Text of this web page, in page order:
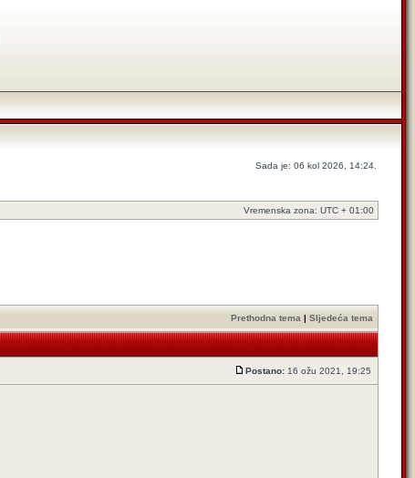
Sada je: 06 kol 2026, 14:24.
Vremenska zona: UTC + 01:00
Prethodna tema | Sljedeća tema
Postano: 16 ožu 2021, 19:25